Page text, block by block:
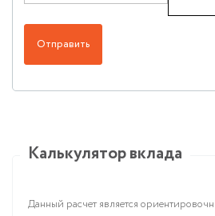
Отправить
Калькулятор вклада
Данный расчет является